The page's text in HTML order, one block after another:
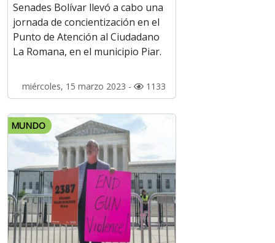
Senades Bolívar llevó a cabo una
jornada de concientización en el
Punto de Atención al Ciudadano
La Romana, en el municipio Piar.
miércoles, 15 marzo 2023 - 1133
MUNDO